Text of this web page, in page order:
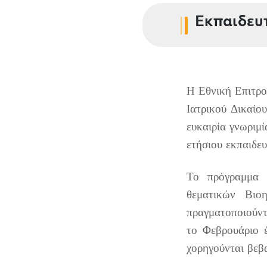
H Εθνική
Ιατρικού
ευκαιρία
ετήσιου
Το πρόγραμμα
θεματικών
το Φεβρουάριο
χορηγούνται